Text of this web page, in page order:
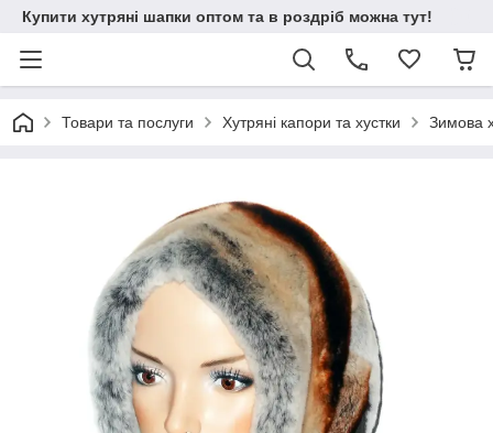
Купити хутряні шапки оптом та в роздріб можна тут!
Товари та послуги Хутряні капори та хустки Зимова